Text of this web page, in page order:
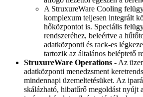
A StruxureWare Cooling
komplexum teljesen integrált
hőközpontot is. Speciális
rendszeréhez, beleértve a
adatközponti és rack-es
tartozik az általános beléptető
StruxureWare Operations - Az
adatközponti menedzsment
mindennapi üzemeltetésüket. Az
skálázható, hibatűrő megoldást nyújt